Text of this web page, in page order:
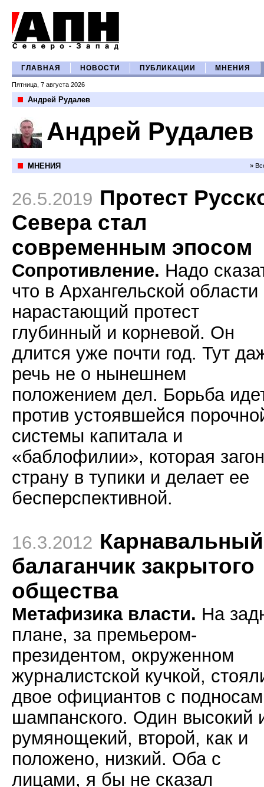
ГЛАВНАЯ НОВОСТИ ПУБЛИКАЦИИ МНЕНИЯ
Пятница, 7 августа 2026
Андрей Рудалев
Андрей Рудалев
МНЕНИЯ »
26.5.2019 Протест
Севера стал
современным эпосом
Сопротивление. Надо
что в Архангельской области
нарастающий протест
глубинный и корневой. Он
длится уже почти год. Тут
речь не о нынешнем
положением дел. Борьба
против устоявшейся
системы капитала и
«баблофилии», которая
страну в тупики и делает ее
бесперспективной.
16.3.2012 Карнавальный
балаганчик закрытого
общества
Метафизика власти. На
плане, за премьером-
президентом, окруженном
журналистской кучкой,
двое официантов с
шампанского. Один высокий
румянощекий, второй, как и
положено, низкий. Оба с
лицами, я бы не сказал